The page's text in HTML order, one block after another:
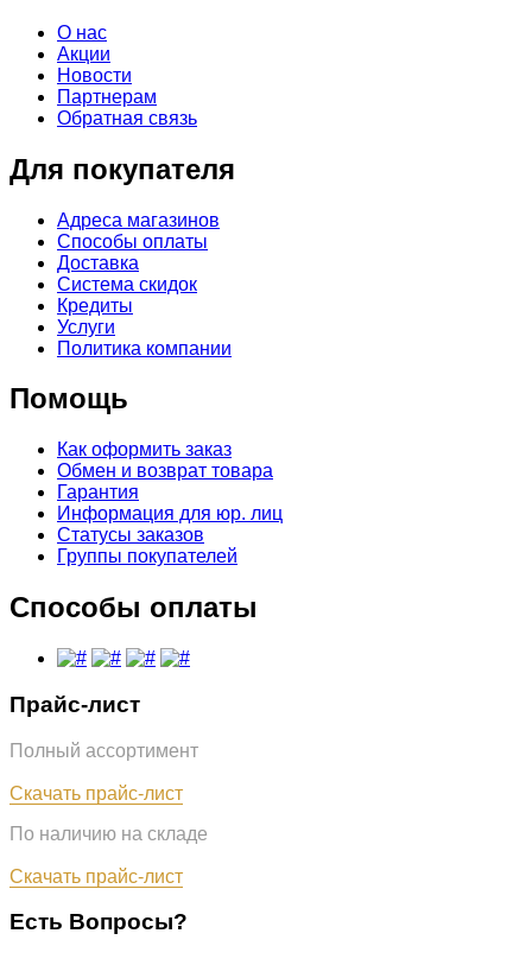
О нас
Акции
Новости
Партнерам
Обратная связь
Для покупателя
Адреса магазинов
Способы оплаты
Доставка
Система скидок
Кредиты
Услуги
Политика компании
Помощь
Как оформить заказ
Обмен и возврат товара
Гарантия
Информация для юр. лиц
Статусы заказов
Группы покупателей
Способы оплаты
Прайс-лист
Полный ассортимент
Скачать прайс-лист
По наличию на складе
Скачать прайс-лист
Есть Вопросы?